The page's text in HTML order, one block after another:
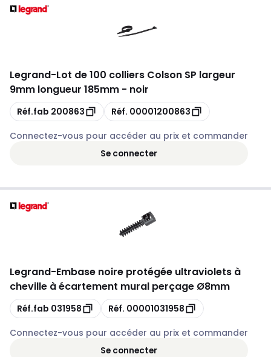
Legrand-Lot de 100 colliers Colson SP largeur
9mm longueur 185mm - noir
Copie
Réf.fab 200863 Copie
Réf. 00001200863
Connectez-vous pour accéder au prix et commander
Se connecter
Legrand-Embase noire protégée ultraviolets à
cheville à écartement mural perçage Ø8mm
Copie
Réf.fab 031958 Copie
Réf. 00001031958
Connectez-vous pour accéder au prix et commander
Se connecter